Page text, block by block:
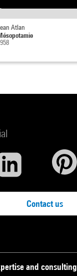
Atlan
Contact us
and consulting